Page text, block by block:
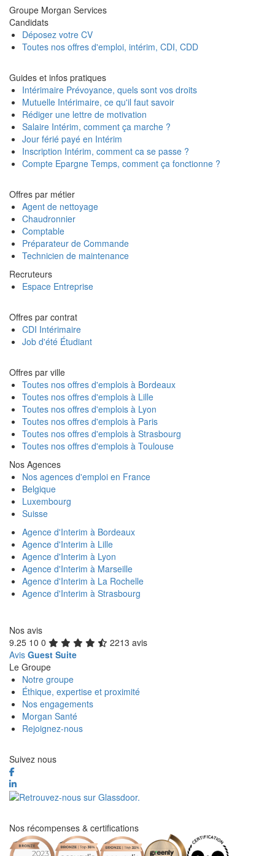
Groupe Morgan Services
Candidats
Déposez votre CV
Toutes nos offres d'emploi, intérim, CDI, CDD
Guides et infos pratiques
Intérimaire Prévoyance, quels sont vos droits
Mutuelle Intérimaire, ce qu'il faut savoir
Rédiger une lettre de motivation
Salaire Intérim, comment ça marche ?
Jour férié payé en Intérim
Inscription Intérim, comment ca se passe ?
Compte Epargne Temps, comment ça fonctionne ?
Offres par métier
Agent de nettoyage
Chaudronnier
Comptable
Préparateur de Commande
Technicien de maintenance
Recruteurs
Espace Entreprise
Offres par contrat
CDI Intérimaire
Job d'été Étudiant
Offres par ville
Toutes nos offres d'emplois à Bordeaux
Toutes nos offres d'emplois à Lille
Toutes nos offres d'emplois à Lyon
Toutes nos offres d'emplois à Paris
Toutes nos offres d'emplois à Strasbourg
Toutes nos offres d'emplois à Toulouse
Nos Agences
Nos agences d'emploi en France
Belgique
Luxembourg
Suisse
Agence d'Interim à Bordeaux
Agence d'Interim à Lille
Agence d'Interim à Lyon
Agence d'Interim à Marseille
Agence d'Interim à La Rochelle
Agence d'Interim à Strasbourg
Nos avis
9.25 10 0
2213 avis
Avis Guest Suite
Le Groupe
Notre groupe
Éthique, expertise et proximité
Nos engagements
Morgan Santé
Rejoignez-nous
Suivez nous
Nos récompenses & certifications